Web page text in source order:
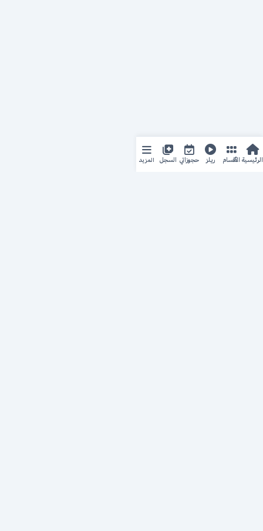
الرئيسية الأقسام ريلز حجوزاتي السجل المزيد